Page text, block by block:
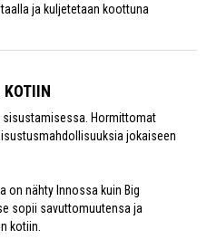
ja kuljetetaan koottuna
KOTIIN
sisustamisessa. Hormittomat
jokaiseen
on nähty Innossa kuin Big
sopii savuttomuutensa ja
kotiin.